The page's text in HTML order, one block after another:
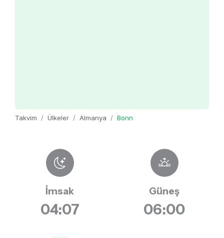
Takvim Ülkeler Almanya Bonn
İmsak
04:07
Güneş
06:00